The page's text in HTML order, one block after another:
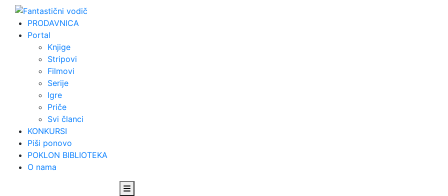
Skip
content
PRODAVNICA
Portal
Knjige
Stripovi
Filmovi
Serije
Igre
Priče
Svi članci
KONKURSI
Piši ponovo
POKLON BIBLIOTEKA
O nama